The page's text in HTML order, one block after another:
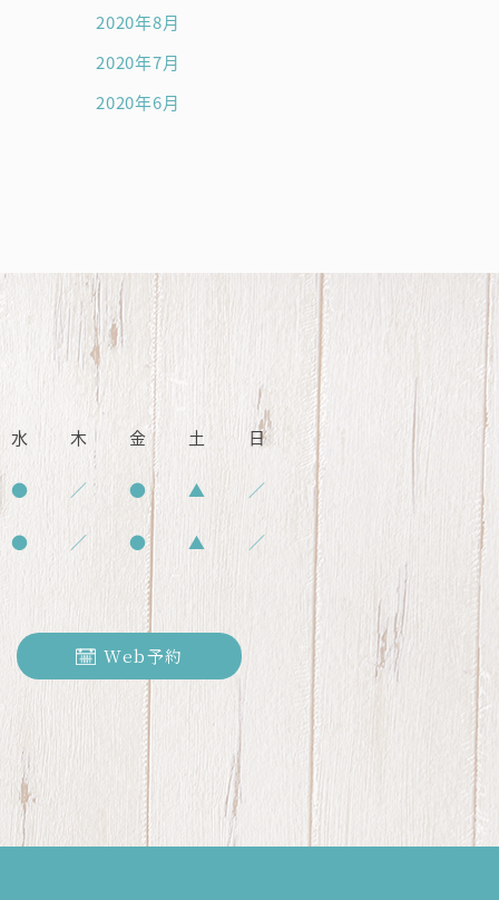
2020年8月
2020年7月
2020年6月
水 木 金 土 日
● ／ ● ▲ ／
● ／ ● ▲ ／
Web予約